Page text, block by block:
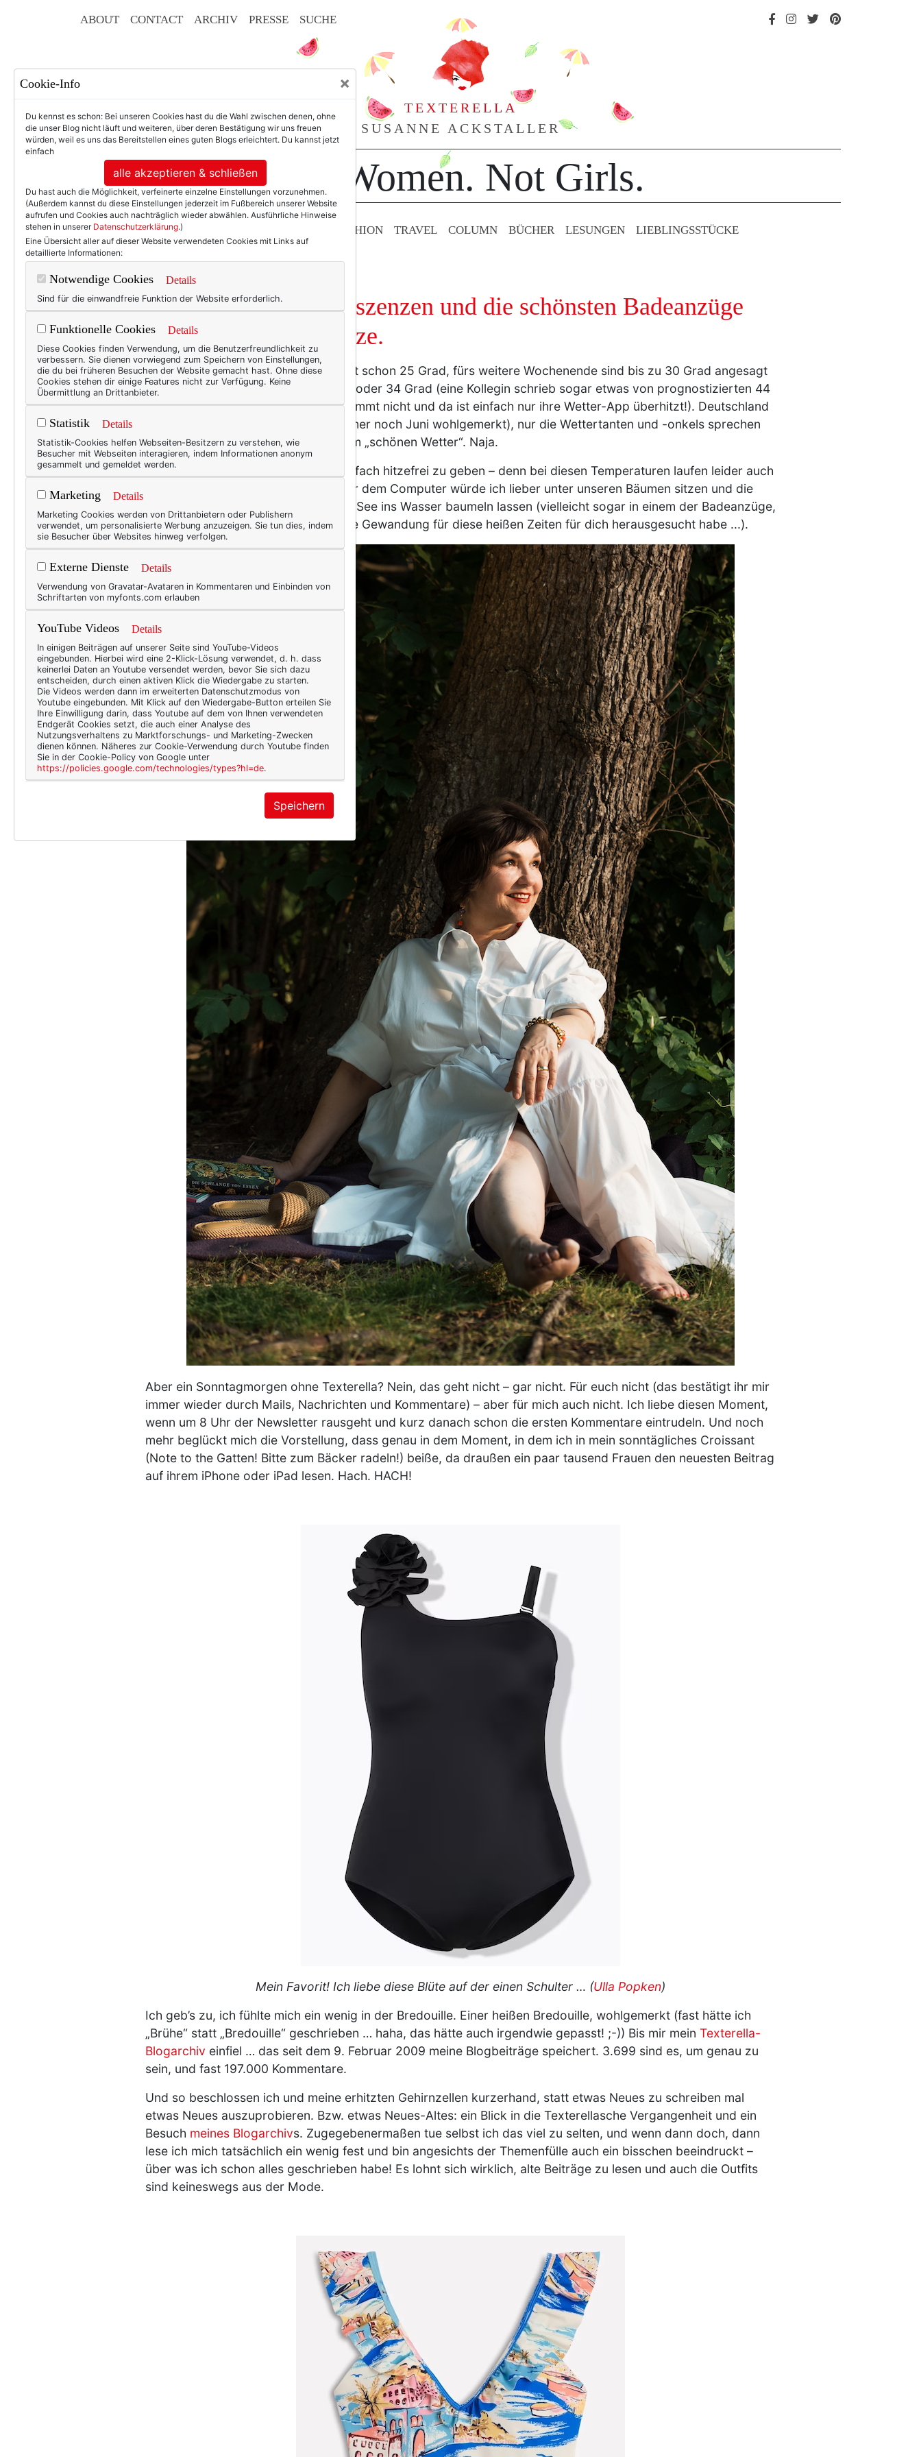
ABOUT CONTACT ARCHIV PRESSE SUCHE
TEXTERELLA
SUSANNE ACKSTALLER
For Women. Not Girls.
BEAUTY & FASHION TRAVEL COLUMN BÜCHER LESUNGEN LIEBLINGS­STÜCKE
TEXTERELLA LIEBT MODE.
Sommerliche Reminiszenzen und die schönsten Badeanzüge
für schlank bis Plussize.
Puh puh puh, draußen herrschen jetzt schon 25 Grad, fürs weitere Wochenende sind bis zu 30 Grad angesagt
und in den nächsten Tagen sogar 32 oder 34 Grad (eine Kollegin schrieb sogar etwas von prognostizierten 44
Grad in Köln? Hilfe – ich hoffe, das stimmt nicht und da ist einfach nur ihre Wetter-App überhitzt!). Deutschland
stöhnt unter der Hitze (wir haben immer noch Juni wohlgemerkt), nur die Wettertanten und -onkels sprechen
immer noch mit freudiger Stimme vom „schönen Wetter“. Naja.
Kurz hatte ich überlegt, mir selbst einfach hitzefrei zu geben – denn bei diesen Temperaturen laufen leider auch
meine Kreativzellen heiß und statt vor dem Computer würde ich lieber unter unseren Bäumen sitzen und die
Kühle genießen oder meine Beine am See ins Wasser baumeln lassen (vielleicht sogar in einem der Badeanzüge,
die ich als im Grunde einzig passende Gewandung für diese heißen Zeiten für dich herausgesucht habe ...).
Aber ein Sonntagmorgen ohne Texterella? Nein, das geht nicht – gar nicht. Für euch nicht (das bestätigt ihr mir
immer wieder durch Mails, Nachrichten und Kommentare) – aber für mich auch nicht. Ich liebe diesen Moment,
wenn um 8 Uhr der Newsletter rausgeht und kurz danach schon die ersten Kommentare eintrudeln. Und noch
mehr beglückt mich die Vorstellung, dass genau in dem Moment, in dem ich in mein sonntägliches Croissant
(Note to the Gatten! Bitte zum Bäcker radeln!) beiße, da draußen ein paar tausend Frauen den neuesten Beitrag
auf ihrem iPhone oder iPad lesen. Hach. HACH!
Mein Favorit! Ich liebe diese Blüte auf der einen Schulter … (Ulla Popken)
Ich geb’s zu, ich fühlte mich ein wenig in der Bredouille. Einer heißen Bredouille, wohlgemerkt (fast hätte ich
„Brühe“ statt „Bredouille“ geschrieben … haha, das hätte auch irgendwie gepasst! ;-)) Bis mir mein Texterella-
Blogarchiv einfiel … das seit dem 9. Februar 2009 meine Blogbeiträge speichert. 3.699 sind es, um genau zu
sein, und fast 197.000 Kommentare.
Und so beschlossen ich und meine erhitzten Gehirnzellen kurzerhand, statt etwas Neues zu schreiben mal
etwas Neues auszuprobieren. Bzw. etwas Neues-Altes: ein Blick in die Texterellasche Vergangenheit und ein
Besuch meines Blogarchivs. Zugegebenermaßen tue selbst ich das viel zu selten, und wenn dann doch, dann
lese ich mich tatsächlich ein wenig fest und bin angesichts der Themenfülle auch ein bisschen beeindruckt –
über was ich schon alles geschrieben habe! Es lohnt sich wirklich, alte Beiträge zu lesen und auch die Outfits
sind keineswegs aus der Mode.
Cookie-Info ×
Du kennst es schon: Bei unseren Cookies hast du die Wahl zwischen denen, ohne
die unser Blog nicht läuft und weiteren, über deren Bestätigung wir uns freuen
würden, weil es uns das Bereitstellen eines guten Blogs erleichtert. Du kannst jetzt
einfach
alle akzeptieren & schließen
Du hast auch die Möglichkeit, verfeinerte einzelne Einstellungen vorzunehmen.
(Außerdem kannst du diese Einstellungen jederzeit im Fußbereich unserer Website
aufrufen und Cookies auch nachträglich wieder abwählen. Ausführliche Hinweise
stehen in unserer Datenschutzerklärung.)
Eine Übersicht aller auf dieser Website verwendeten Cookies mit Links auf
detaillierte Informationen:
Notwendige Cookies Details
Sind für die einwandfreie Funktion der Website erforderlich.
Funktionelle Cookies Details
Diese Cookies finden Verwendung, um die Benutzerfreundlichkeit zu
verbessern. Sie dienen vorwiegend zum Speichern von Einstellungen,
die du bei früheren Besuchen der Website gemacht hast. Ohne diese
Cookies stehen dir einige Features nicht zur Verfügung. Keine
Übermittlung an Drittanbieter.
Statistik Details
Statistik-Cookies helfen Webseiten-Besitzern zu verstehen, wie
Besucher mit Webseiten interagieren, indem Informationen anonym
gesammelt und gemeldet werden.
Marketing Details
Marketing Cookies werden von Drittanbietern oder Publishern
verwendet, um personalisierte Werbung anzuzeigen. Sie tun dies, indem
sie Besucher über Websites hinweg verfolgen.
Externe Dienste Details
Verwendung von Gravatar-Avataren in Kommentaren und Einbinden von
Schriftarten von myfonts.com erlauben
YouTube Videos Details
In einigen Beiträgen auf unserer Seite sind YouTube-Videos
eingebunden. Hierbei wird eine 2-Klick-Lösung verwendet, d. h. dass
keinerlei Daten an Youtube versendet werden, bevor Sie sich dazu
entscheiden, durch einen aktiven Klick die Wiedergabe zu starten.
Die Videos werden dann im erweiterten Datenschutzmodus von
Youtube eingebunden. Mit Klick auf den Wiedergabe-Button erteilen Sie
Ihre Einwilligung darin, dass Youtube auf dem von Ihnen verwendeten
Endgerät Cookies setzt, die auch einer Analyse des
Nutzungsverhaltens zu Marktforschungs- und Marketing-Zwecken
dienen können. Näheres zur Cookie-Verwendung durch Youtube finden
Sie in der Cookie-Policy von Google unter
https://policies.google.com/technologies/types?hl=de.
Speichern